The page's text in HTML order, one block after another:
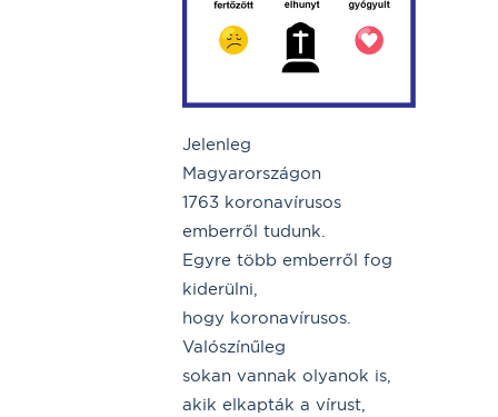
Jelenleg
Magyarországon
1763 koronavírusos
emberről tudunk.
Egyre több emberről fog
kiderülni,
hogy koronavírusos.
Valószínűleg
sokan vannak olyanok is,
akik elkapták a vírust,